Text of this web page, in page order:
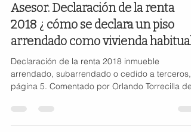
Asesor. Declaración de la renta
2018 ¿ cómo se declara un piso
arrendado como vivienda habitual
Declaración de la renta 2018 inmueble
arrendado, subarrendado o cedido a terceros,
página 5. Comentado por Orlando Torrecilla de